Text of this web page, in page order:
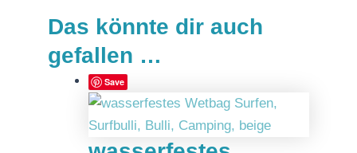
Das könnte dir auch
gefallen …
Save